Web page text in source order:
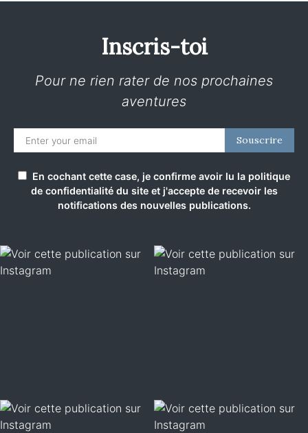
Inscris-toi
Pour ne rien rater de nos prochaines
aventures
Souscrire
En cochant cette case, je confirme avoir lu la politique
de confidentialité du site et j'accepte de recevoir les
notifications des nouvelles publications.